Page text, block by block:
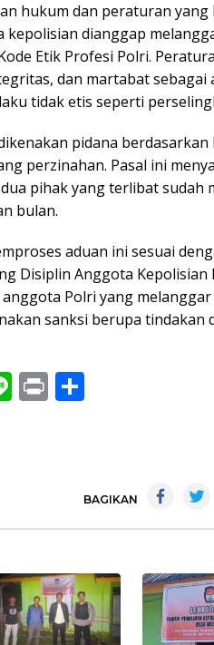
hukum dan peraturan yang
kepolisian dianggap
Etik Profesi Polri.
dan martabat sebagai
tidak etis seperti
pidana berdasarkan
perzinahan. Pasal ini
pihak yang terlibat sudah
bulan.
aduan ini sesuai
Disiplin Anggota Kepolisian
Polri yang
sanksi berupa tindakan
Li Pr
BAGIKAN